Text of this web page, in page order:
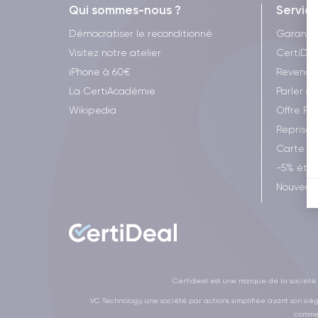
Qui sommes-nous ?
Démocratiser le reconditionné
Visitez notre atelier
iPhone à 60€
La CertiAcadémie
Wikipedia
Parler à
Offre
Reprise
Carte
-5%
Certideal est une marque de la société
VC Technology, une société par actions simplifiée ayant son